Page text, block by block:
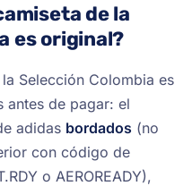
de la
es original?
Selección Colombia es
antes de pagar: el
adidas bordados (no
con código de
o AEROREADY),